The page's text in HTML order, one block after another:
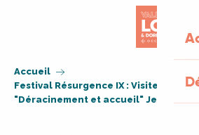
Accueil
Festival Résurgence IX : Visite expo
"Déracinement et accueil" Jeu de rôle